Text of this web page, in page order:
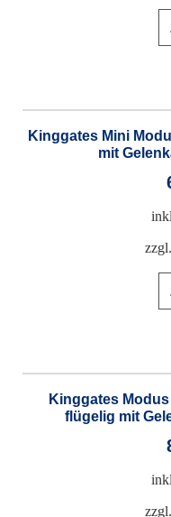
Kinggates Mini
mit
zzgl.
Kinggates
flügelig mit
zzgl.